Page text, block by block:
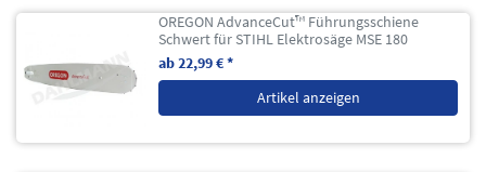
OREGON AdvanceCut™ Führungsschiene
Schwert für STIHL Elektrosäge MSE 180
ab 22,99 € *
Artikel anzeigen